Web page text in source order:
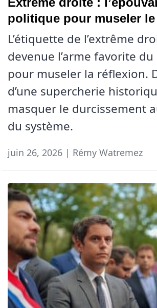
politique pour museler
L’étiquette de l’extrême
devenue l’arme favorite
pour museler la réflexion.
d’une supercherie
masquer le durcissement
du système.
juin 26, 2026 | Rémy Watremez